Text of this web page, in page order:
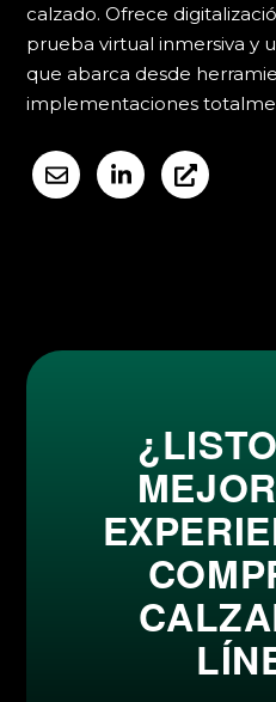
calzado. Ofrece
prueba virtual inmersiva y
que abarca desde
implementaciones